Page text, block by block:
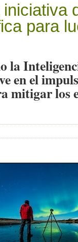
para
la
en el
mitigar los